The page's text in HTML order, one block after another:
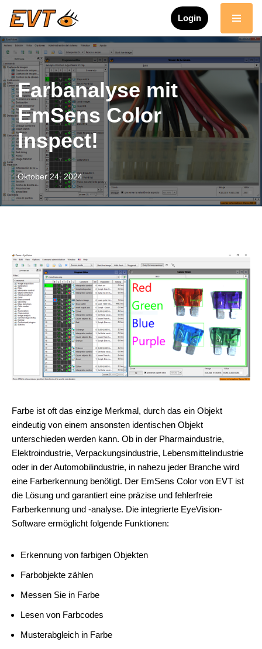
Inhalt
springen
Login
Farbanalyse mit
EmSens Color
Inspect!
Oktober 24, 2024
Farbe ist oft das einzige Merkmal, durch das ein Objekt
eindeutig von einem ansonsten identischen Objekt
unterschieden werden kann. Ob in der Pharmaindustrie,
Elektroindustrie, Verpackungsindustrie, Lebensmittelindustrie
oder in der Automobilindustrie, in nahezu jeder Branche wird
eine Farberkennung benötigt. Der EmSens Color von EVT ist
die Lösung und garantiert eine präzise und fehlerfreie
Farberkennung und -analyse. Die integrierte EyeVision-
Software ermöglicht folgende Funktionen:
Erkennung von farbigen Objekten
Farbobjekte zählen
Messen Sie in Farbe
Lesen von Farbcodes
Musterabgleich in Farbe